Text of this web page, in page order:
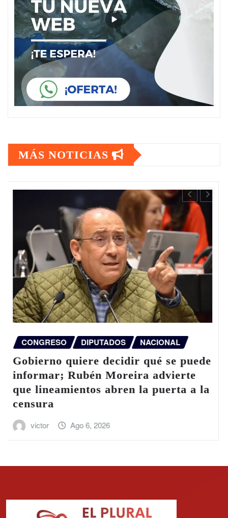
MÁS NOTICIAS
INTERNACIONAL
UNICEF eleva a 300 el número de
niños muertos en Gaza desde la
entrada en vigor del alto el fuego
victor